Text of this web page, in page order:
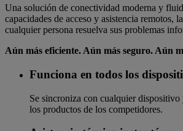
Una solución de conectividad moderna y
capacidades de acceso y asistencia remotos,
cualquier persona resuelva sus problemas
Aún más eficiente. Aún más seguro. Aún
Funciona en todos los
Se sincroniza con cualquier
los productos de los competidores.